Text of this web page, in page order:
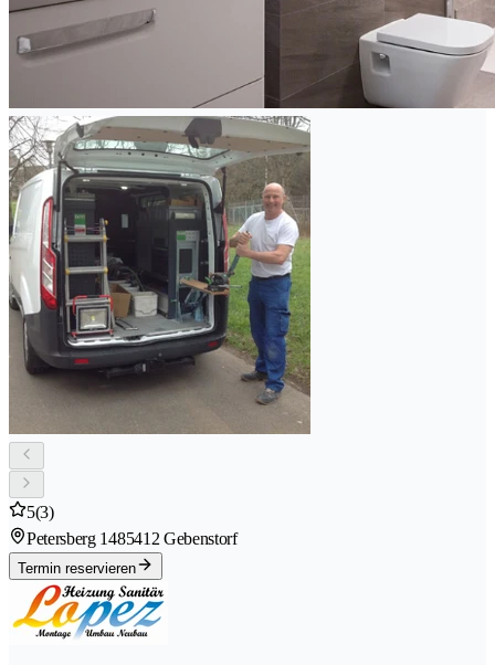
5(3)
Petersberg 1485412 Gebenstorf
Termin reservieren